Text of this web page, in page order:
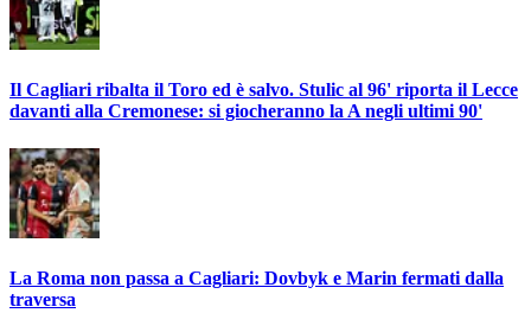
Il Cagliari ribalta il Toro ed è salvo. Stulic al 96' riporta il Lecce
davanti alla Cremonese: si giocheranno la A negli ultimi 90'
La Roma non passa a Cagliari: Dovbyk e Marin fermati dalla
traversa